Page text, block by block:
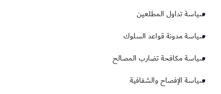
سياسة تداول المطلعين
سياسة مدونة قواعد السلوك
سياسة مكافحة تضارب المصالح
سياسة الإفصاح والشفافية